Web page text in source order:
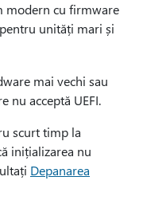
modern cu firmware
unități mari și
mai vechi sau
nu acceptă UEFI.
scurt timp la
inițializarea nu
Depanarea